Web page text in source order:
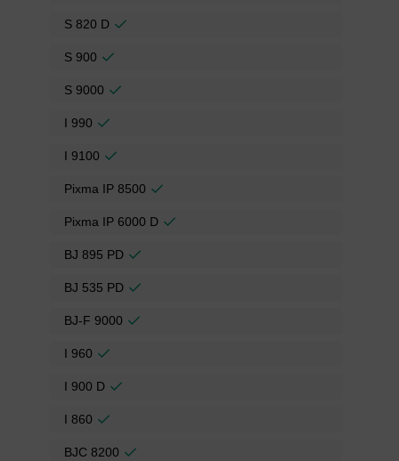
S 820 D
S 900
S 9000
I 990
I 9100
Pixma IP 8500
Pixma IP 6000 D
BJ 895 PD
BJ 535 PD
BJ-F 9000
I 960
I 900 D
I 860
BJC 8200